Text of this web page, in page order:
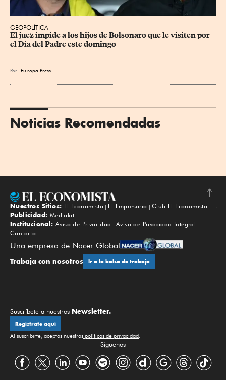
GEOPOLÍTICA
El juez impide a los hijos de Bolsonaro que le visiten por
el Día del Padre este domingo
Por Eu ropa Press
Noticias Recomendadas
Subir
Nuestros Sitios: El Economista El Empresario
Club El Economista
Publicidad: Mediakit
Institucional: Aviso de Privacidad
Aviso de Privacidad Integral
Contacto
Una empresa de Nacer Global
Trabaja con nosotros Ir a la bolsa de trabajo
Suscríbete a nuestros Newsletter.
Regístrate aquí
Al suscribirte, aceptas nuestras políticas de privacidad.
Síguenos